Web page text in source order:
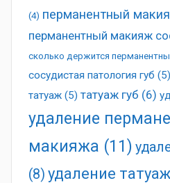
(4) перманентный
перманентный макияж
сколько держится
сосудистая патология губ (5)
татуаж (5) татуаж губ (6)
удаление
макияжа (11)
(8) удаление